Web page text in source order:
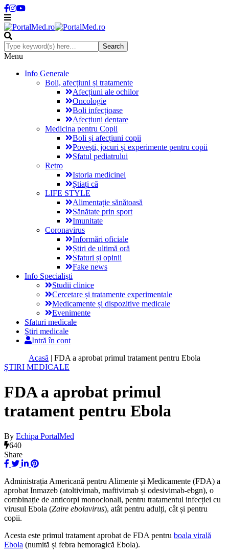
Menu
Info Generale
Boli, afecțiuni și tratamente
Afecțiuni ale ochilor
Oncologie
Boli infecțioase
Afecțiuni dentare
Medicina pentru Copii
Boli și afecțiuni copii
Povești, jocuri și experimente pentru copii
Sfatul pediatrului
Retro
Istoria medicinei
Știați că
LIFE STYLE
Alimentație sănătoasă
Sănătate prin sport
Imunitate
Coronavirus
Informări oficiale
Știri de ultimă oră
Sfaturi și opinii
Fake news
Info Specialişti
Studii clinice
Cercetare și tratamente experimentale
Medicamente și dispozitive medicale
Evenimente
Sfaturi medicale
Ştiri medicale
Intră în cont
Acasă | FDA a aprobat primul tratament pentru Ebola
ŞTIRI MEDICALE
FDA a aprobat primul
tratament pentru Ebola
By Echipa PortalMed
640
Share
Administrația Americană pentru Alimente și Medicamente (FDA) a
aprobat Inmazeb (atoltivimab, maftivimab și odesivimab-ebgn), o
combinație de anticorpi monoclonali, pentru tratamentul infecției cu
virusul Ebola (Zaire ebolavirus), atât pentru adulți, cât și pentru
copii.
Acesta este primul tratament aprobat de FDA pentru boala virală
Ebola (numită și febra hemoragică Ebola).